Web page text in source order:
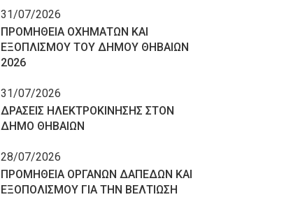
31/07/2026
ΠΡΟΜΗΘΕΙΑ ΟΧΗΜΑΤΩΝ ΚΑΙ
ΕΞΟΠΛΙΣΜΟΥ ΤΟΥ ΔΗΜΟΥ ΘΗΒΑΙΩΝ
2026
31/07/2026
ΔΡΑΣΕΙΣ ΗΛΕΚΤΡΟΚΙΝΗΣΗΣ ΣΤΟΝ
ΔΗΜΟ ΘΗΒΑΙΩΝ
28/07/2026
ΠΡΟΜΗΘΕΙΑ ΟΡΓΑΝΩΝ ΔΑΠΕΔΩΝ ΚΑΙ
ΕΞΟΠΟΛΙΣΜΟΥ ΓΙΑ ΤΗΝ ΒΕΛΤΙΩΣΗ